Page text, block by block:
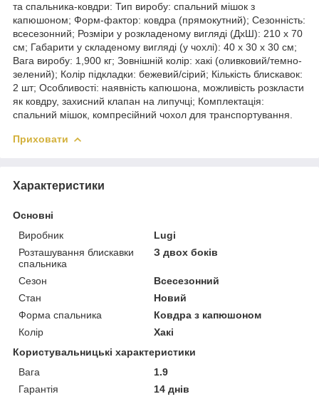
та спальника-ковдри: Тип виробу: спальний мішок з
капюшоном; Форм-фактор: ковдра (прямокутний); Сезонність:
всесезонний; Розміри у розкладеному вигляді (ДхШ): 210 х 70
см; Габарити у складеному вигляді (у чохлі): 40 х 30 х 30 см;
Вага виробу: 1,900 кг; Зовнішній колір: хакі (оливковий/темно-
зелений); Колір підкладки: бежевий/сірий; Кількість блискавок:
2 шт; Особливості: наявність капюшона, можливість розкласти
як ковдру, захисний клапан на липучці; Комплектація:
спальний мішок, компресійний чохол для транспортування.
Приховати
Характеристики
Основні
Виробник
Lugi
Розташування блискавки
спальника
З двох боків
Сезон
Всесезонний
Стан
Новий
Форма спальника
Ковдра з капюшоном
Колір
Хакі
Користувальницькі характеристики
Вага
1.9
Гарантія
14 днів